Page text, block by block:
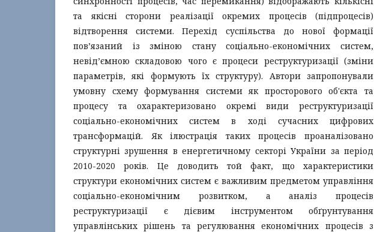
та якісні сторони реалізації окремих процесів (підпроцесів)
відтворення системи. Перехід суспільства до нової формації
пов’язаний із зміною стану соціально-економічних систем,
невід’ємною складовою чого є процеси реструктуризації (зміни
параметрів, які формують їх структуру). Автори запропонували
умовну схему формування системи як просторового об'єкта та
процесу та охарактеризовано окремі види реструктуризації
соціально-економічних систем в ході сучасних цифрових
трансформацій. Як ілюстрація таких процесів проаналізовано
структурні зрушення в енергетичному секторі України за період
2010-2020 років. Це доводить той факт, що характеристики
структури економічних систем є важливим предметом управління
соціально-економічним розвитком, а аналіз процесів
реструктуризації є дієвим інструментом обґрунтування
управлінських рішень та регулювання економічних процесів з